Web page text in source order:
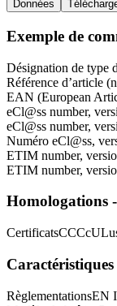
Données
Exemple de
Désignation de type
Référence d’article
EAN (European
eCl@ss number,
eCl@ss number,
Numéro eCl@ss,
ETIM number,
ETIM number,
Homologations
CertificatsCCC
Caractéristiques
RèglementationsEN